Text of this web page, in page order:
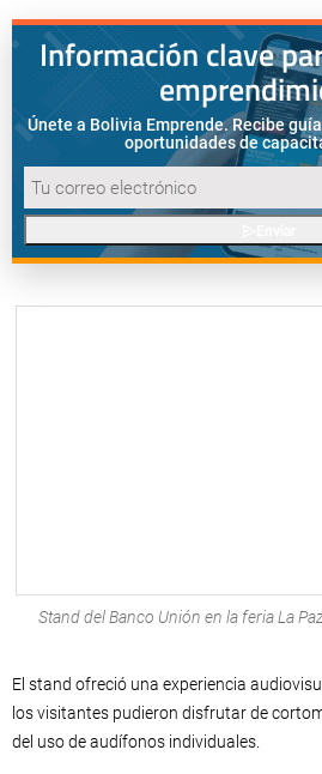
Información clave
Únete a Bolivia Emprende. Recibe
oportunidades de
Stand del Banco Unión en la feria La
El stand ofreció una experiencia
los visitantes pudieron disfrutar de
del uso de audífonos individuales.